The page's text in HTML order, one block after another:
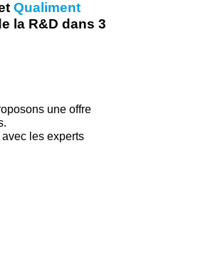
Qualiment
la R&D dans 3
une offre
les experts